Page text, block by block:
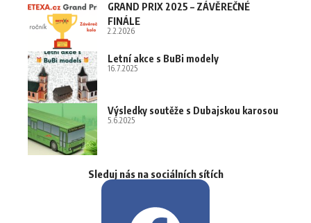
GRAND PRIX 2025 – ZÁVĚREČNÉ
FINÁLE
2.2.2026
Letní akce s BuBi modely
16.7.2025
Výsledky soutěže s Dubajskou karosou
5.6.2025
Sleduj nás na sociálních sítích